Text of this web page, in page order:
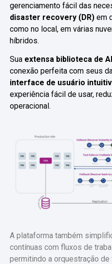
gerenciamento fácil das
disaster recovery (DR) em
como no local, em várias
híbridos.
Sua extensa biblioteca de
conexão perfeita com seus
interface de usuário
experiência fácil de usar,
operacional.
A plataforma também
contínuas com fluxos de
permitindo a orquestração